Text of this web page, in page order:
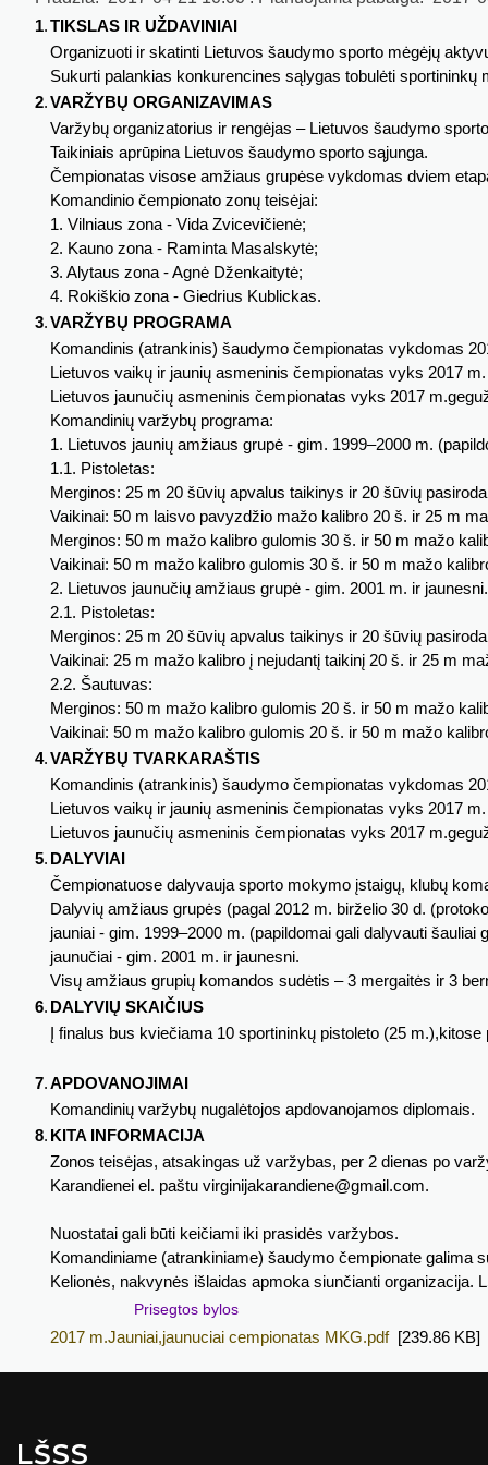
1.TIKSLAS IR UŽDAVINIAI
Organizuoti ir skatinti Lietuvos šaudymo sporto mėgėjų
Sukurti palankias konkurencines sąlygas tobulėti sportininkų
2.VARŽYBŲ ORGANIZAVIMAS
Varžybų organizatorius ir rengėjas – Lietuvos šaudymo
Taikiniais aprūpina Lietuvos šaudymo sporto sąjunga.
Čempionatas visose amžiaus grupėse vykdomas dviem
Komandinio čempionato zonų teisėjai:
1. Vilniaus zona - Vida Zvicevičienė;
2. Kauno zona - Raminta Masalskytė;
3. Alytaus zona - Agnė Dženkaitytė;
4. Rokiškio zona - Giedrius Kublickas.
3.VARŽYBŲ PROGRAMA
Komandinis (atrankinis) šaudymo čempionatas vykdomas
Lietuvos vaikų ir jaunių asmeninis čempionatas vyks 2017
Lietuvos jaunučių asmeninis čempionatas vyks 2017
Komandinių varžybų programa:
1. Lietuvos jaunių amžiaus grupė - gim. 1999–2000 m.
1.1. Pistoletas:
Merginos: 25 m 20 šūvių apvalus taikinys ir 20 šūvių
Vaikinai: 50 m laisvo pavyzdžio mažo kalibro 20 š. ir 25 m
Merginos: 50 m mažo kalibro gulomis 30 š. ir 50 m mažo
Vaikinai: 50 m mažo kalibro gulomis 30 š. ir 50 m mažo
2. Lietuvos jaunučių amžiaus grupė - gim. 2001 m. ir
2.1. Pistoletas:
Merginos: 25 m 20 šūvių apvalus taikinys ir 20 šūvių
Vaikinai: 25 m mažo kalibro į nejudantį taikinį 20 š. ir 25 m
2.2. Šautuvas:
Merginos: 50 m mažo kalibro gulomis 20 š. ir 50 m mažo
Vaikinai: 50 m mažo kalibro gulomis 20 š. ir 50 m mažo
4.VARŽYBŲ TVARKARAŠTIS
Komandinis (atrankinis) šaudymo čempionatas vykdomas
Lietuvos vaikų ir jaunių asmeninis čempionatas vyks 2017
Lietuvos jaunučių asmeninis čempionatas vyks 2017
5. DALYVIAI
Čempionatuose dalyvauja sporto mokymo įstaigų, klubų
Dalyvių amžiaus grupės (pagal 2012 m. birželio 30 d.
jauniai - gim. 1999–2000 m. (papildomai gali dalyvauti šauliai
jaunučiai - gim. 2001 m. ir jaunesni.
Visų amžiaus grupių komandos sudėtis – 3 mergaitės ir 3
6. DALYVIŲ SKAIČIUS
Į finalus bus kviečiama 10 sportininkų pistoleto (25
7.APDOVANOJIMAI
Komandinių varžybų nugalėtojos apdovanojamos diplomais.
8. KITA INFORMACIJA
Zonos teisėjas, atsakingas už varžybas, per 2 dienas po
Karandienei el. paštu virginijakarandiene@gmail.com.
Nuostatai gali būti keičiami iki prasidės varžybos.
Komandiniame (atrankiniame) šaudymo čempionate galima
Kelionės, nakvynės išlaidas apmoka siunčianti organizacija.
Prisegtos bylos
2017 m.Jauniai,jaunuciai cempionatas MKG.pdf[239.86 KB]
LŠSS